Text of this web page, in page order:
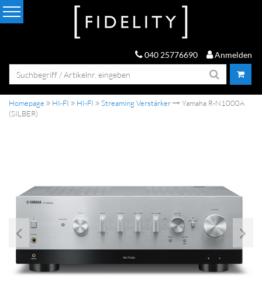
040 25776690 Anmelden
Homepage HI-FI HI-FI Streaming Verstärker
Yamaha R-N1000A
(SILBER)